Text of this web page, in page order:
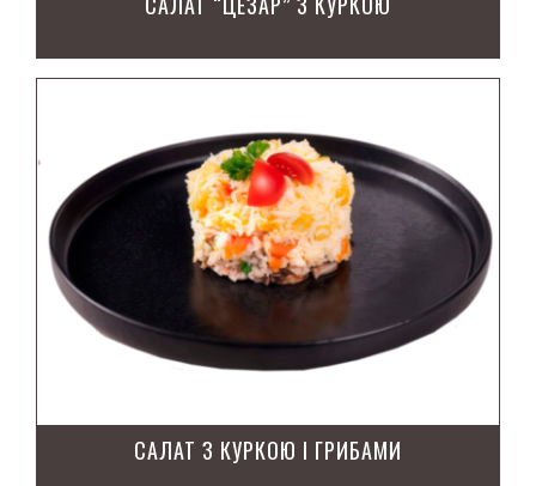
САЛАТ З КУРКОЮ І ГРИБАМИ